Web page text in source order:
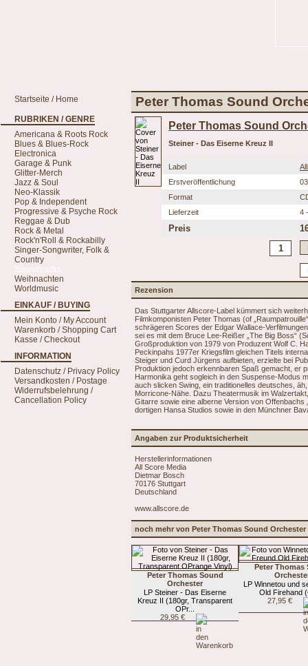
Startseite / Home
RUBRIKEN / GENRE
Americana & Roots Rock
Blues & Blues-Rock
Electronica
Garage & Punk
Glitter-Merch
Jazz & Soul
Neo-Klassik
Pop & Independent
Progressive & Psyche Rock
Reggae & Dub
Rock & Metal
Rock'n'Roll & Rockabilly
Singer-Songwriter, Folk &
Country
Weihnachten
Worldmusic
EINKAUF / BUYING
Mein Konto / My Account
Warenkorb / Shopping Cart
Kasse / Checkout
INFORMATION
Datenschutz / Privacy Policy
Versandkosten / Postage
Widerrufsbelehrung /
Cancellation Policy
Peter Thomas Sound
Peter Thomas Sound
Steiner - Das Eiserne Kreuz II
Label
Erstveröffentlichung
Format
Lieferzeit
4
Preis
Rezension
Das Stuttgarter Allscore-Label kümmert sich
Filmkomponisten Peter Thomas (of
schrägeren Scores der Edgar Wallace-
sei es mit dem Bruce Lee-Reißer „The Big Boss“
Großproduktion von 1979 von Produzent Wolf C.
Peckinpahs 1977er Kriegsfilm gleichen Titels
Steiger und Curd Jürgens aufbieten, erzielte bei
Produktion jedoch erkennbaren Spaß gemacht, er
Harmonika geht sogleich in den Suspense-Modus
auch slicken Swing, ein traditionelles deutsches,
Morricone-Nähe. Dazu Theatermusik im
Gitarre sowie eine alberne Version von Offenbachs
dortigen Hansa Studios sowie in den Münchner
Angaben zur Produktsicherheit
Herstellerinformationen
All Score Media
Dietmar Bosch
70176 Stuttgart
Deutschland
www.allscore.de
noch mehr von Peter Thomas Sound Orchester
Peter Thomas Sound
Orchester
LP Steiner - Das Eiserne
Kreuz II (180gr, Transparent
OPr...
29,95 €
Peter Thomas
LP Winnetou und
Old Firehand
27,95 €